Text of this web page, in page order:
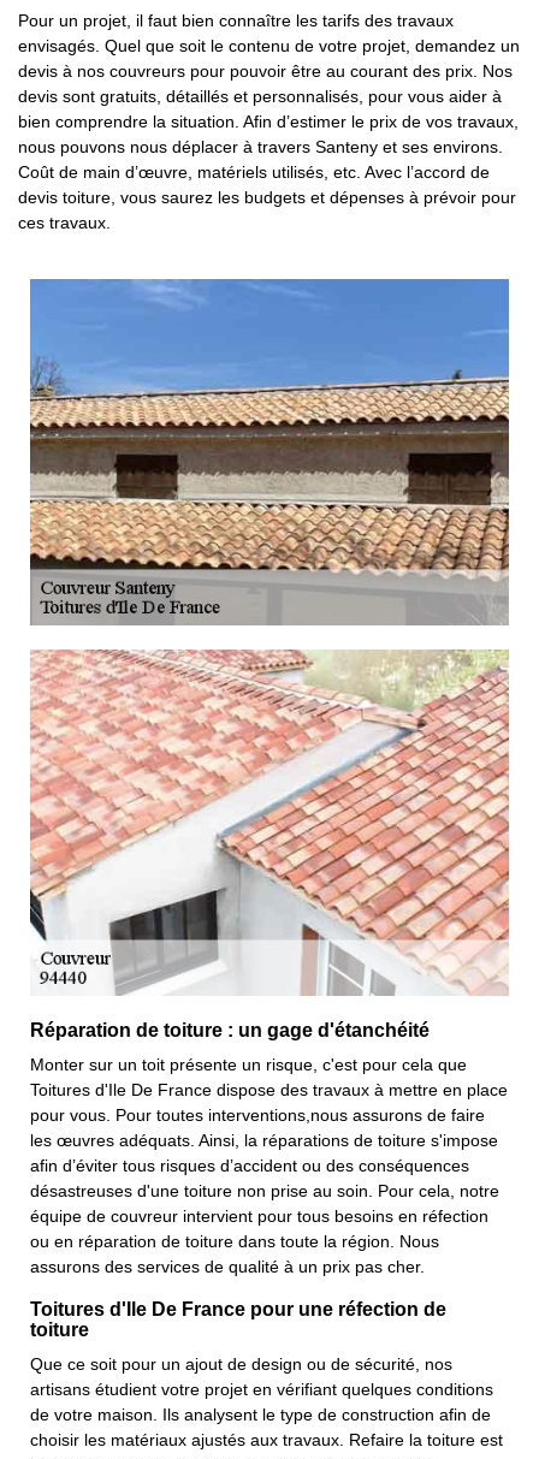
Pour un projet, il faut bien connaître les tarifs des travaux
envisagés. Quel que soit le contenu de votre projet, demandez un
devis à nos couvreurs pour pouvoir être au courant des prix. Nos
devis sont gratuits, détaillés et personnalisés, pour vous aider à
bien comprendre la situation. Afin d’estimer le prix de vos travaux,
nous pouvons nous déplacer à travers Santeny et ses environs.
Coût de main d’œuvre, matériels utilisés, etc. Avec l’accord de
devis toiture, vous saurez les budgets et dépenses à prévoir pour
ces travaux.
Réparation de toiture : un gage d'étanchéité
Monter sur un toit présente un risque, c'est pour cela que
Toitures d'Ile De France dispose des travaux à mettre en place
pour vous. Pour toutes interventions,nous assurons de faire
les œuvres adéquats. Ainsi, la réparations de toiture s'impose
afin d’éviter tous risques d’accident ou des conséquences
désastreuses d'une toiture non prise au soin. Pour cela, notre
équipe de couvreur intervient pour tous besoins en réfection
ou en réparation de toiture dans toute la région. Nous
assurons des services de qualité à un prix pas cher.
Toitures d'Ile De France pour une réfection de
toiture
Que ce soit pour un ajout de design ou de sécurité, nos
artisans étudient votre projet en vérifiant quelques conditions
de votre maison. Ils analysent le type de construction afin de
choisir les matériaux ajustés aux travaux. Refaire la toiture est